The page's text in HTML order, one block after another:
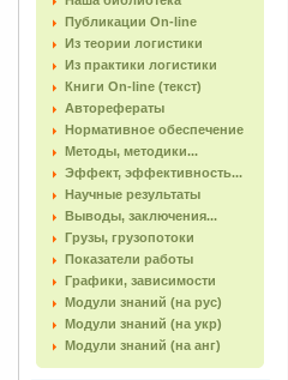
Публикации On-line
Из теории логистики
Из практики логистики
Книги On-line (текст)
Авторефераты
Нормативное обеспечение
Методы, методики...
Эффект, эффективность...
Научные результаты
Выводы, заключения...
Грузы, грузопотоки
Показатели работы
Графики, зависимости
Модули знаний (на рус)
Модули знаний (на укр)
Модули знаний (на анг)